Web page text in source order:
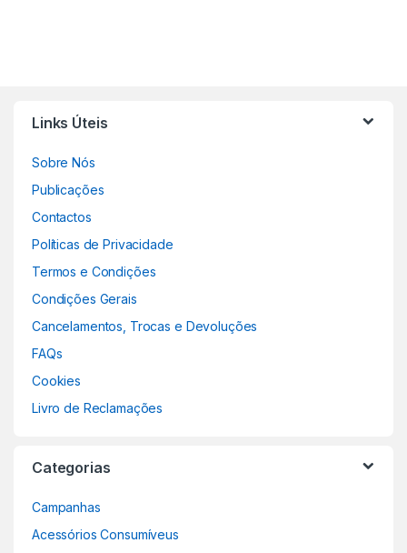
Links Úteis
Sobre Nós
Publicações
Contactos
Políticas de Privacidade
Termos e Condições
Condições Gerais
Cancelamentos, Trocas e Devoluções
FAQs
Cookies
Livro de Reclamações
Categorias
Campanhas
Acessórios Consumíveus